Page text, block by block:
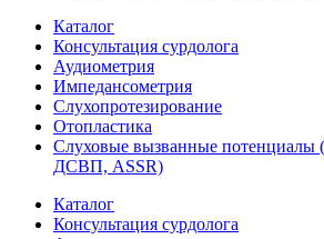
Каталог
Консультация сурдолога
Аудиометрия
Импедансометрия
Слухопротезирование
Отопластика
Слуховые вызванные
ДСВП, ASSR)
Каталог
Консультация сурдолога